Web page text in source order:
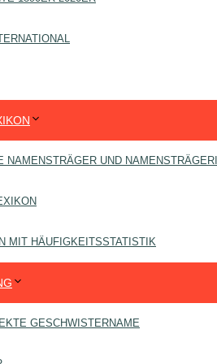
NAMENSTRÄGER UND
MIT HÄUFIGKEITSSTATISTIK
GESCHWISTERNAME